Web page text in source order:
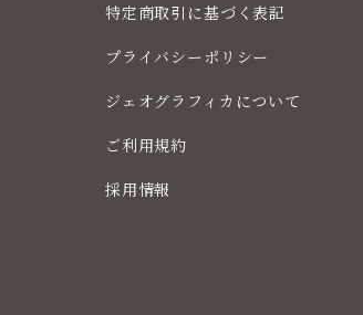
特定商取引に基づく表記
プライバシーポリシー
ジェオグラフィカについて
ご利用規約
採用情報